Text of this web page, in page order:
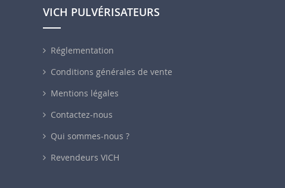
VICH PULVÉRISATEURS
Réglementation
Conditions générales de vente
Mentions légales
Contactez-nous
Qui sommes-nous ?
Revendeurs VICH